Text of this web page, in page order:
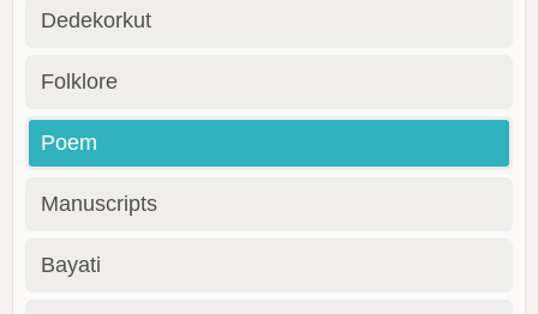
Dedekorkut
Folklore
Poem
Manuscripts
Bayati